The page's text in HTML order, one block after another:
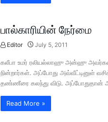
பால்காரியின் நேர்மை
Editor July 5, 2011
கலீபா உமர் ரலியல்லாஹு அன்ஹு அவர்கள்
நின்றார்கள். அப்போது அவ்வீட்டினுள்
தண்ணீரை கலந்து விடு. அப்போதுதான்
Read More »